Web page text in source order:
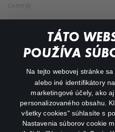
TÁTO
POUŽÍVA
Na tejto webovej stránke
alebo iné identifikátory
marketingové účely, ako
personalizovaného obsahu.
všetky cookies" súhlasíte s
Nastavenia súborov cookie
Comedy
Documentaries
My profile
Important links